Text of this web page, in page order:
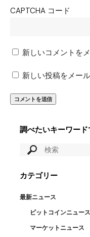
CAPTCHA コード
新しいコメントを
新しい投稿をメー
調べたいキーワー
カテゴリー
最新ニュース
ビットコインニュース
マーケットニュース